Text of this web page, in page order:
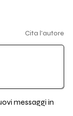
Cita l'autore
messaggi in